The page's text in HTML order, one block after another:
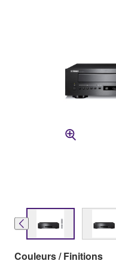
Couleurs / Finitions